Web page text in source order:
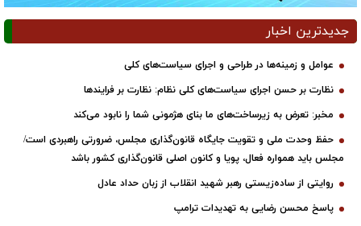
جدیدترین اخبار
عوامل و زمینه‌ها در طراحی و اجرای سیاست‌های کلی
نظارت بر حسن اجرای سیاست‌های کلی نظام: نظارت بر فرایندها
مخبر: تعرض به زیرساخت‌های ما بنای هژمونی شما را نابود می‌کند
حفظ وحدت ملی و تقویت جایگاه قانون‌گذاری مجلس، ضرورتی راهبردی است/
مجلس باید همواره فعال، پویا و کانون اصلی قانون‌گذاری کشور باشد
روایتی از ساده‌زیستی رهبر شهید انقلاب از زبان حداد عادل
پاسخ محسن رضایی به تهدیدات ترامپ